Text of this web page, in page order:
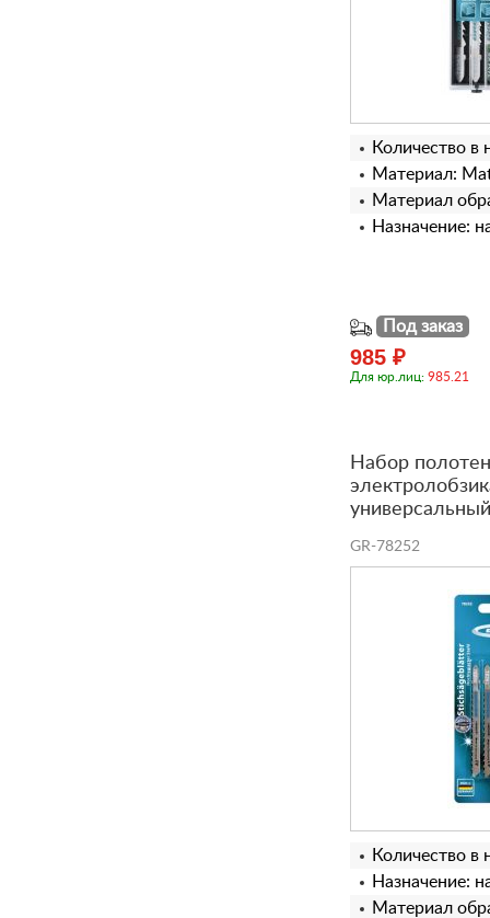
Количество в
Материал:
Материал
Назначение:
Под заказ
985 ₽
Для юр.лиц: 985.21
Набор
GR-78252
Количество в
Назначение:
Материал